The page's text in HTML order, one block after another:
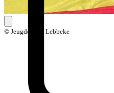
© Jeugddienst Lebbeke